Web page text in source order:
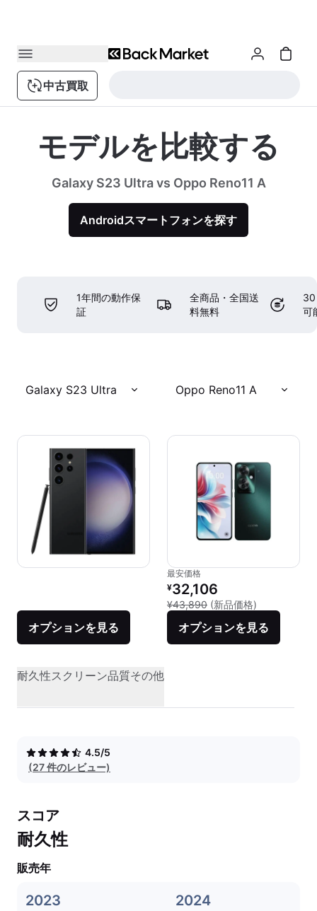
中古買取
モデルを比較する
Galaxy S23 Ultra vs Oppo Reno11 A
Androidスマートフォンを探す
1年間の動作保
証
全商品・全国送
料無料
30
可
Galaxy S23 Ultra Oppo Reno11 A
オプションを見る
最安価格
リファービッシュ品の価格：
¥32,106
¥43,890 (新品価格)
オプションを見る
耐久性スクリーン品質その他
4.5/5
(27 件のレビュー)
スコア
耐久性
販売年
2023 2024